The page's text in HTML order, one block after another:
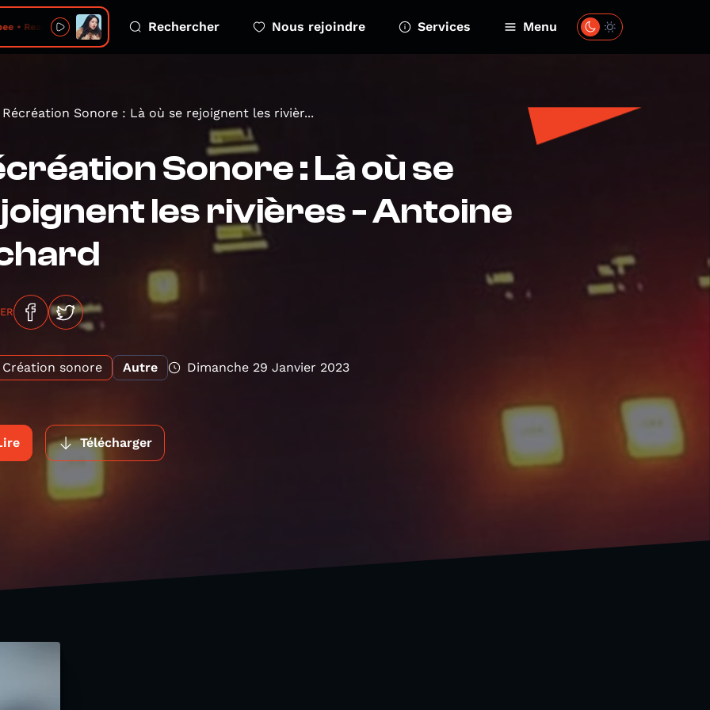
• Real Man Rechercher Nous rejoindre Services Menu
Récréation Sonore : Là où se rejoignent les rivièr...
Sonore : Là où se
les rivières - Antoine
Création sonore Autre Dimanche 29 Janvier 2023
Télécharger